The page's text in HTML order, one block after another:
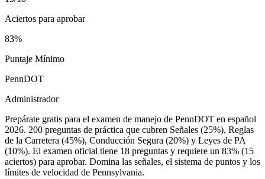
Aciertos para aprobar
83%
Puntaje Mínimo
PennDOT
Administrador
Prepárate gratis para el examen de manejo de PennDOT en español
2026. 200 preguntas de práctica que cubren Señales (25%), Reglas
de la Carretera (45%), Conducción Segura (20%) y Leyes de PA
(10%). El examen oficial tiene 18 preguntas y requiere un 83% (15
aciertos) para aprobar. Domina las señales, el sistema de puntos y los
límites de velocidad de Pennsylvania.